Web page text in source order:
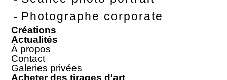
Photographe corporate
Créations
Actualités
À propos
Contact
Galeries privées
Acheter des tirages d'art